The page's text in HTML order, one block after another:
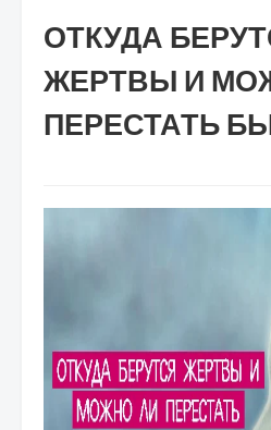
ОТКУДА
ЖЕРТВЫ И
ПЕРЕСТАТЬ